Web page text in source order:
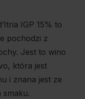
IGP 15% to
pochodzi z
Jest to wino
która jest
i znana jest ze
smaku.